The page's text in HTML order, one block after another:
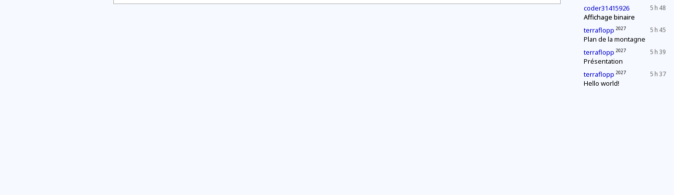
5 h 48
coder31415926
Affichage binaire
5 h 45
terraflopp 2027
Plan de la montagne
5 h 39
terraflopp 2027
Présentation
5 h 37
terraflopp 2027
Hello world!